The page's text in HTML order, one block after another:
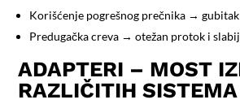
Korišćenje pogrešnog prečnika →
Predugačka creva → otežan protok i
ADAPTERI – MOST
RAZLIČITIH SISTEMA